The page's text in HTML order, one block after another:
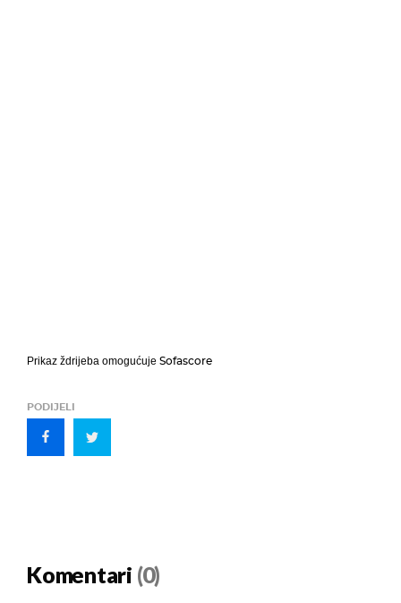
Prikaz ždrijeba omogućuje Sofascore
PODIJELI
Komentari (0)